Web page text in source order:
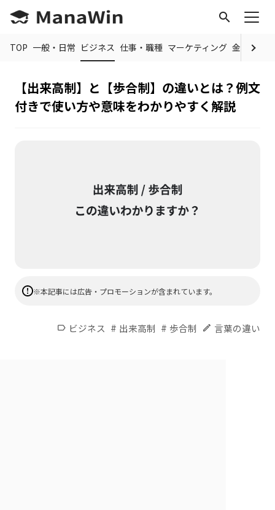
search
TOP 一般・日常 ビジネス 仕事・職種 マーケティング 金融 制度
【出来高制】と【歩合制】の違いとは？例文
付きで使い方や意味をわかりやすく解説
※本記事には広告・プロモーションが含まれています。
label ビジネス # 出来高制 # 歩合制 edit 言葉の違い